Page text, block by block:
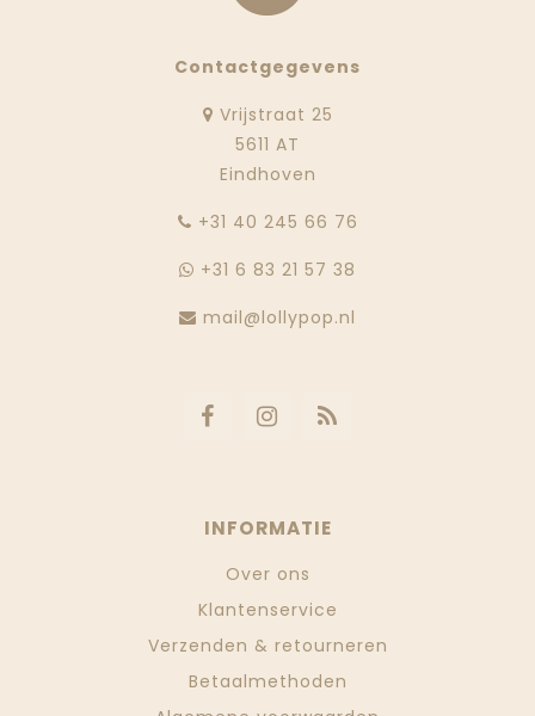
Contactgegevens
Vrijstraat 25
5611 AT
Eindhoven
‭+31 40 245 66 76
+31 6 83 21 57 38
mail@lollypop.nl
INFORMATIE
Over ons
Klantenservice
Verzenden & retourneren
Betaalmethoden